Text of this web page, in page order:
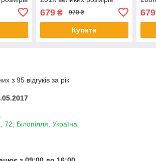
679₴ 970 ₴
Купити
679
з 95 відгуків за рік
Білопілля, Україна